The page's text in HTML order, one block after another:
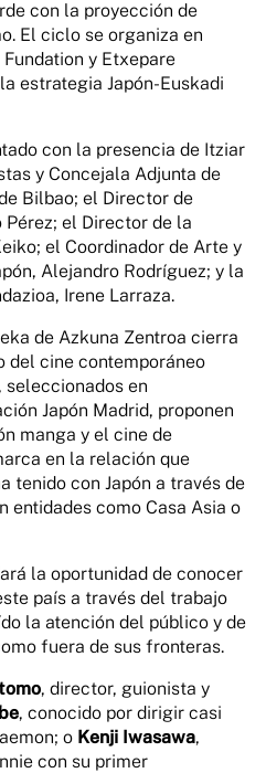
con la proyección de
El ciclo se organiza en
y Etxepare
estrategia Japón-Euskadi
con la presencia de Itziar
y Concejala Adjunta de
Bilbao; el Director de
Pérez; el Director de la
el Coordinador de Arte y
Alejandro Rodríguez; y la
Irene Larraza.
de Azkuna Zentroa cierra
del cine contemporáneo
seleccionados en
Japón Madrid, proponen
manga y el cine de
en la relación que
tenido con Japón a través de
entidades como Casa Asia o
la oportunidad de conocer
país a través del trabajo
la atención del público y de
fuera de sus fronteras.
, director, guionista y
, conocido por dirigir casi
o Kenji Iwasawa,
con su primer